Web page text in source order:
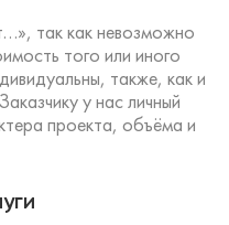
так как невозможно
того или иного
также, как и
у нас личный
проекта, объёма и